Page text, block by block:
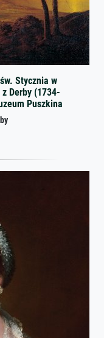
Stycznia w
Derby (1734-
Puszkina